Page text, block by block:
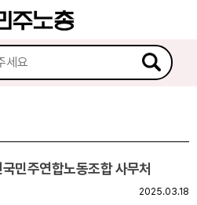
민주연합노동조합 사무처
2025.03.18
케치북5
케치북5